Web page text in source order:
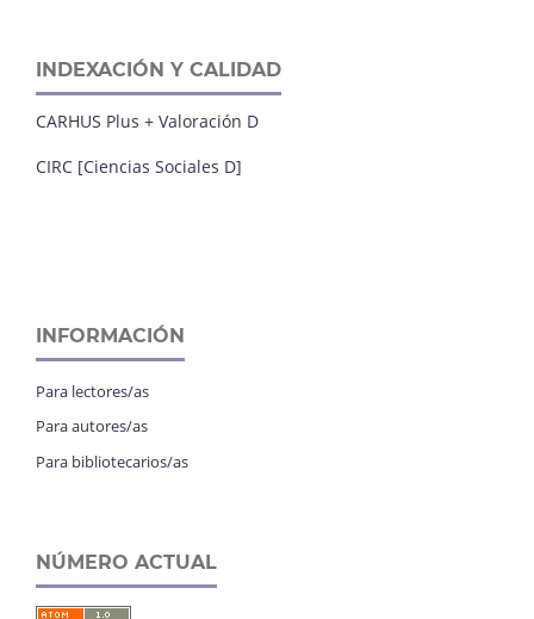
INDEXACIÓN Y CALIDAD
CARHUS Plus + Valoración D
CIRC [Ciencias Sociales D]
INFORMACIÓN
Para lectores/as
Para autores/as
Para bibliotecarios/as
NÚMERO ACTUAL